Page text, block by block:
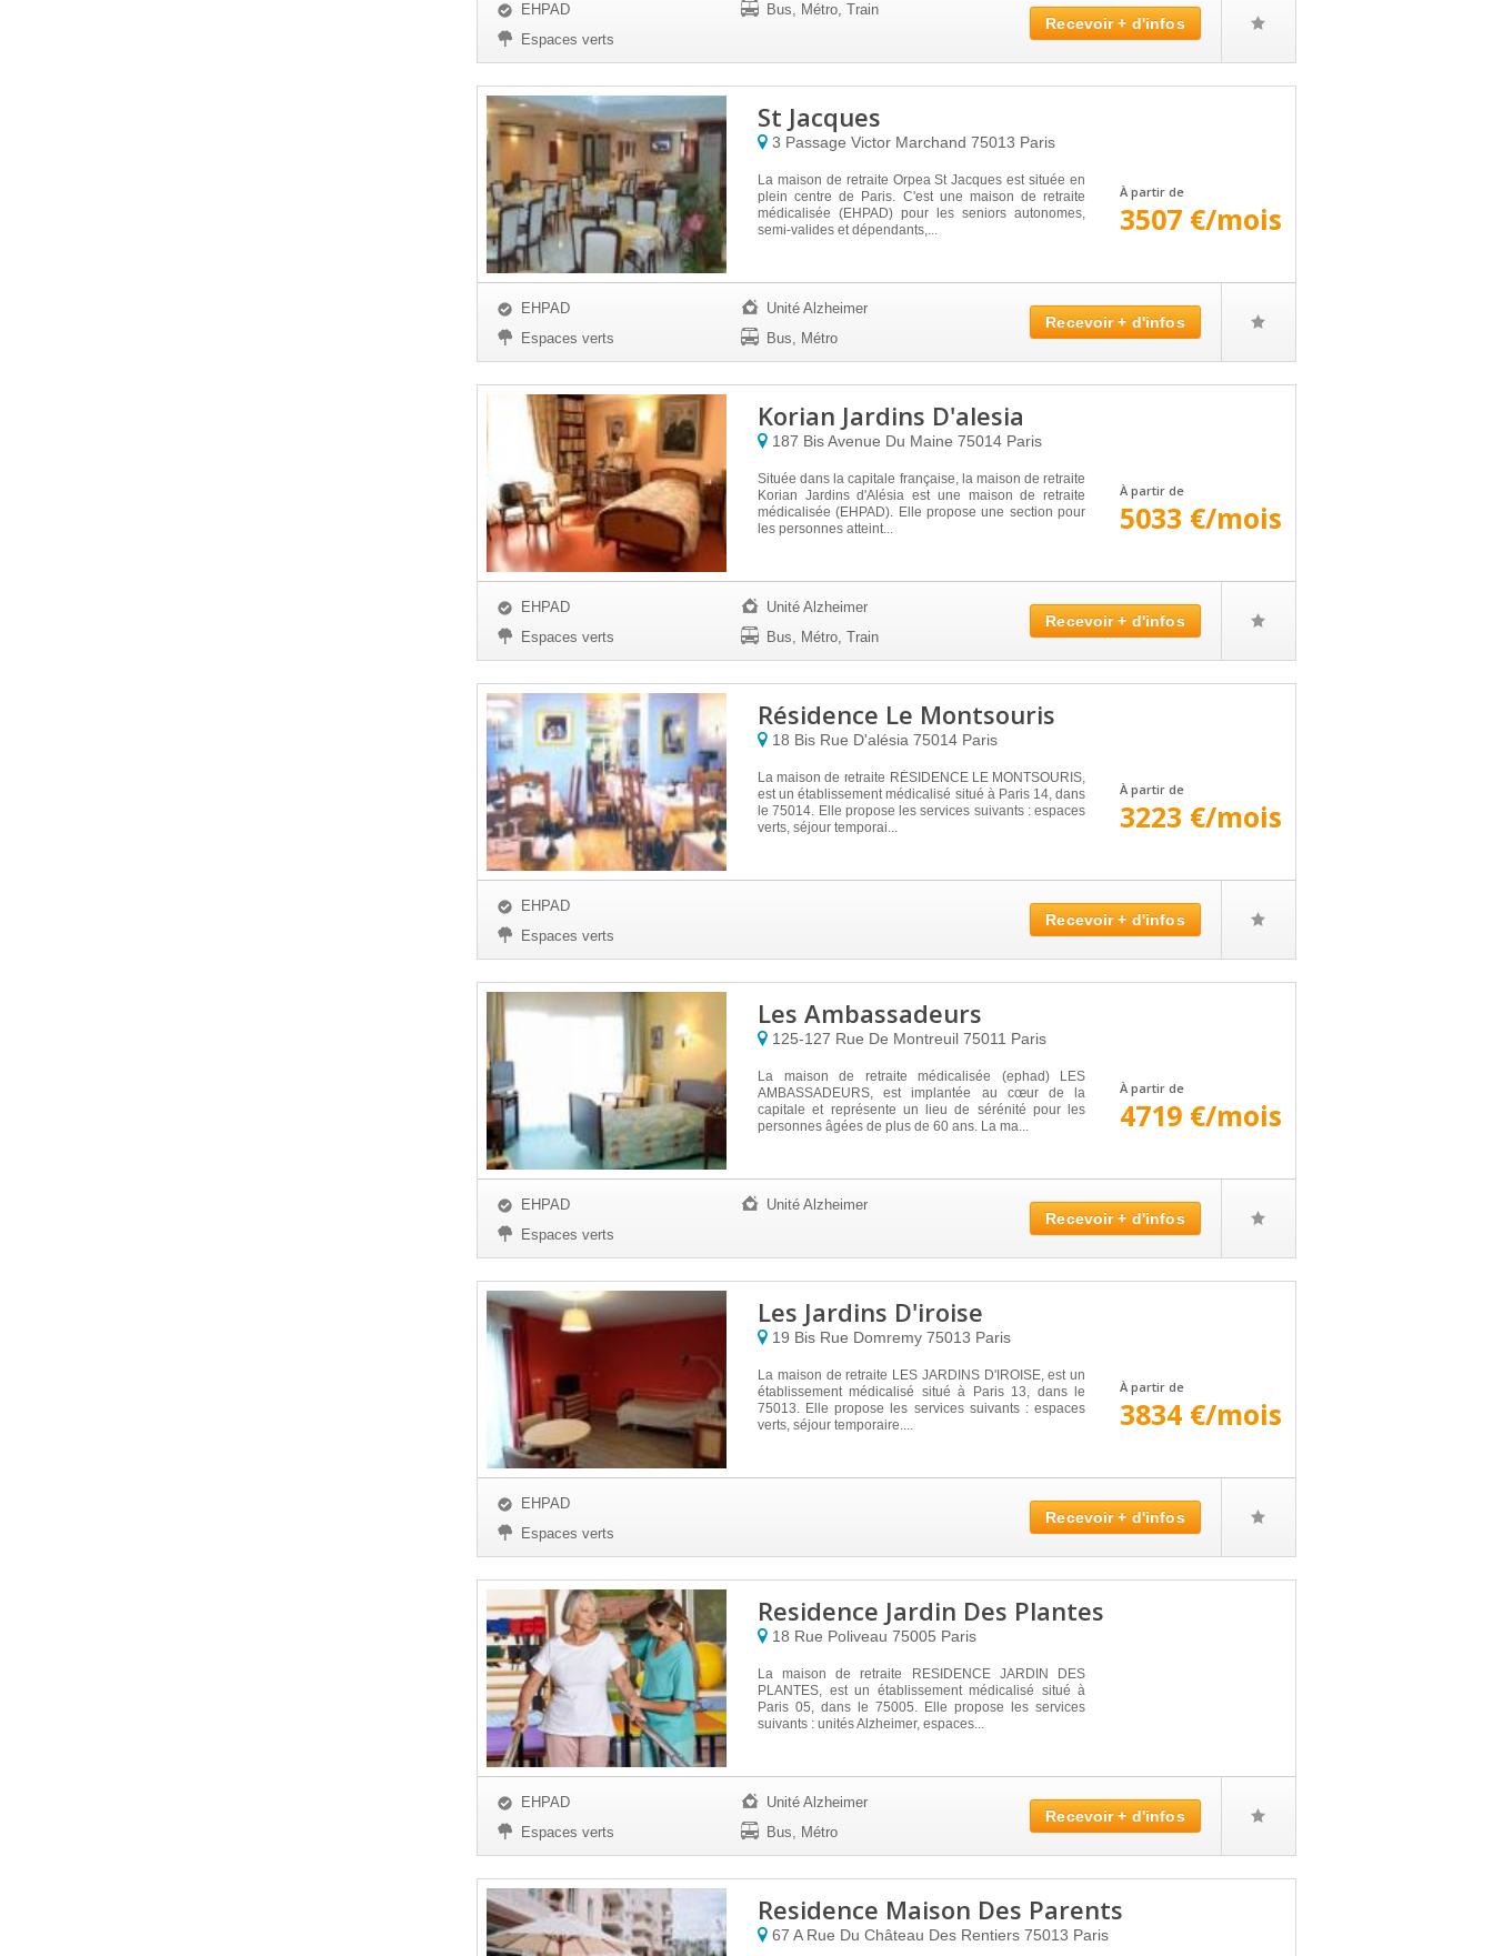
EHPAD
Espaces verts
Bus, Métro, Train
Recevoir + d'infos
St Jacques
3 Passage Victor Marchand 75013 Paris
La maison de retraite Orpea St Jacques est située en
plein centre de Paris. C'est une maison de retraite
médicalisée (EHPAD) pour les seniors autonomes,
semi-valides et dépendants,...
À partir de
3507 €/mois
EHPAD
Espaces verts
Unité Alzheimer
Bus, Métro
Recevoir + d'infos
Korian Jardins D'alesia
187 Bis Avenue Du Maine 75014 Paris
Située dans la capitale française, la maison de retraite
Korian Jardins d'Alésia est une maison de retraite
médicalisée (EHPAD). Elle propose une section pour
les personnes atteint...
À partir de
5033 €/mois
EHPAD
Espaces verts
Unité Alzheimer
Bus, Métro, Train
Recevoir + d'infos
Résidence Le Montsouris
18 Bis Rue D'alésia 75014 Paris
La maison de retraite RÉSIDENCE LE MONTSOURIS,
est un établissement médicalisé situé à Paris 14, dans
le 75014. Elle propose les services suivants : espaces
verts, séjour temporai...
À partir de
3223 €/mois
EHPAD
Espaces verts
Recevoir + d'infos
Les Ambassadeurs
125-127 Rue De Montreuil 75011 Paris
La maison de retraite médicalisée (ephad) LES
AMBASSADEURS, est implantée au cœur de la
capitale et représente un lieu de sérénité pour les
personnes âgées de plus de 60 ans. La ma...
À partir de
4719 €/mois
EHPAD
Espaces verts
Unité Alzheimer
Recevoir + d'infos
Les Jardins D'iroise
19 Bis Rue Domremy 75013 Paris
La maison de retraite LES JARDINS D'IROISE, est un
établissement médicalisé situé à Paris 13, dans le
75013. Elle propose les services suivants : espaces
verts, séjour temporaire....
À partir de
3834 €/mois
EHPAD
Espaces verts
Recevoir + d'infos
Residence Jardin Des Plantes
18 Rue Poliveau 75005 Paris
La maison de retraite RESIDENCE JARDIN DES
PLANTES, est un établissement médicalisé situé à
Paris 05, dans le 75005. Elle propose les services
suivants : unités Alzheimer, espaces...
EHPAD
Espaces verts
Unité Alzheimer
Bus, Métro
Recevoir + d'infos
Residence Maison Des Parents
67 A Rue Du Château Des Rentiers 75013 Paris